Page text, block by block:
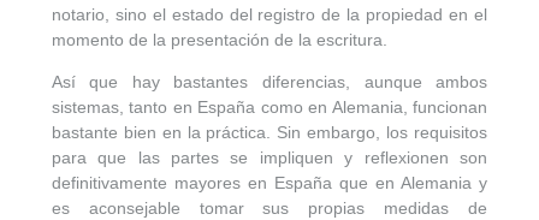
notario, sino el estado del registro de la propiedad en el
momento de la presentación de la escritura.
Así que hay bastantes diferencias, aunque ambos
sistemas, tanto en España como en Alemania, funcionan
bastante bien en la práctica. Sin embargo, los requisitos
para que las partes se impliquen y reflexionen son
definitivamente mayores en España que en Alemania y
es aconsejable tomar sus propias medidas de